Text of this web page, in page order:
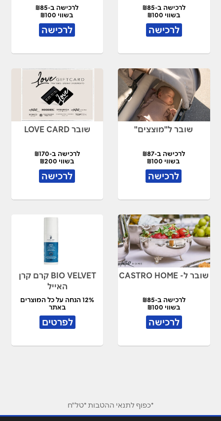
לרכישה ב-₪85
בשווי ₪100
לרכישה
לרכישה ב-₪85
בשווי ₪100
לרכישה
שובר ל"מוצצים"
לרכישה ב-₪87
בשווי ₪100
לרכישה
שובר LOVE CARD
לרכישה ב-₪170
בשווי ₪200
לרכישה
שובר ל- CASTRO HOME
לרכישה ב-₪85
בשווי ₪100
לרכישה
BIO VELVET קרם קרן
האייל
12% הנחה על כל המוצרים
באתר
לפרטים
*כפוף לתנאי ההטבות *טל"ח